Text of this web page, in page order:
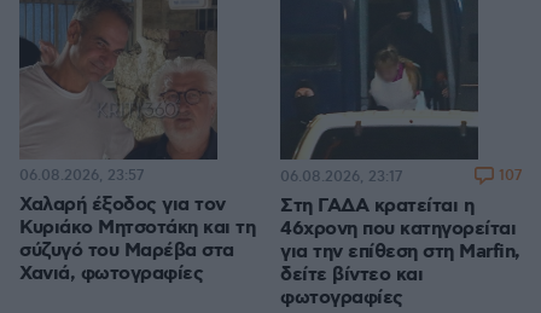
Χαλαρή έξοδος για τον
Κυριάκο Μητσοτάκη και τη
σύζυγό του Μαρέβα στα
Χανιά, φωτογραφίες
06.08.2026, 23:57
Στη ΓΑΔΑ κρατείται η
46χρονη που κατηγορείται
για την επίθεση στη Marfin,
δείτε βίντεο και
φωτογραφίες
06.08.2026, 23:17 107